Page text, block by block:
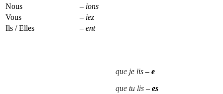
Nous
– ions
Vous
– iez
Ils / Elles
– ent
que je lis – e
que tu lis – es